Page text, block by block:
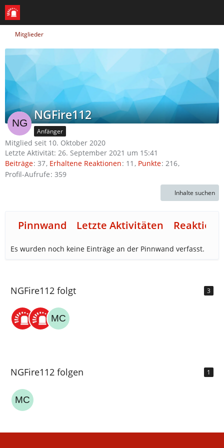
Mitglieder
NGFire112
Anfänger
Mitglied seit 10. Oktober 2020
Letzte Aktivität: 26. September 2021 um 15:41
Beiträge 37 Erhaltene Reaktionen 11 Punkte 216
Profil-Aufrufe 359
Inhalte suchen
Pinnwand Letzte Aktivitäten
Es wurden noch keine Einträge an der Pinnwand verfasst.
NGFire112 folgt 3
NGFire112 folgen 1